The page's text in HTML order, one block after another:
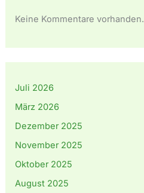
Keine Kommentare vorhanden.
Juli 2026
März 2026
Dezember 2025
November 2025
Oktober 2025
August 2025